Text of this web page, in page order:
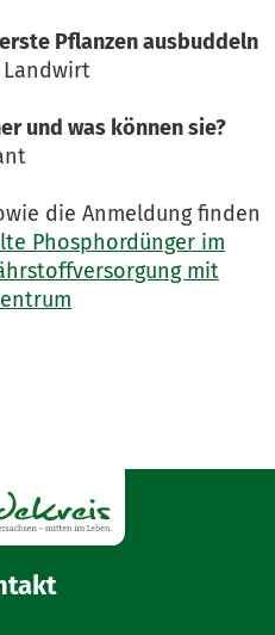
Pflanzen ausbuddeln
Landwirt
und was können sie?
die Anmeldung finden
Phosphordünger im
mit